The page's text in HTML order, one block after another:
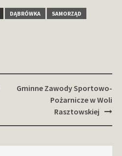
DĄBRÓWKA
SAMORZĄD
Gminne Zawody Sportowo-
Pożarnicze w Woli
Rasztowskiej